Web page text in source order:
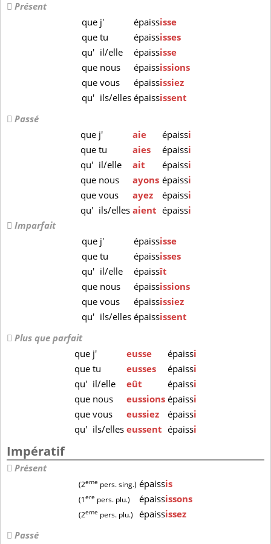
Présent
que j' épaississe
que tu épaississes
qu' il/elle épaississe
que nous épaississions
que vous épaississiez
qu' ils/elles épaississent
Passé
que j' aie épaissi
que tu aies épaissi
qu' il/elle ait épaissi
que nous ayons épaissi
que vous ayez épaissi
qu' ils/elles aient épaissi
Imparfait
que j' épaississe
que tu épaississes
qu' il/elle épaissît
que nous épaississions
que vous épaississiez
qu' ils/elles épaississent
Plus que parfait
que j' eusse épaissi
quetu eusses épaissi
qu' il/elle eût épaissi
que nous eussionsépaissi
quevous eussiez épaissi
qu' ils/elleseussent épaissi
Impératif
Présent
(2eme pers. sing.) épaissis
(1ere pers. plu.) épaississons
(2eme pers. plu.) épaississez
Passé